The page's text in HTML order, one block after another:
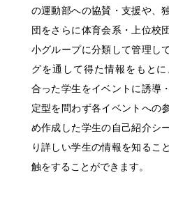
の運動部への協賛・支援や、
団をさらに体育会系・上位校
小グループに分類して管理し
グを通して得た情報をもと
合った学生をイベントに誘導
定型を問わず各イベントへの
め作成した学生の自己紹介シ
り詳しい学生の情報を知るこ
触をすることができます。